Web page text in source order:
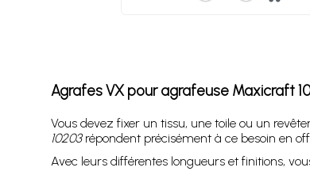
Agrafes VX pour agrafeuse Maxicraft
Vous devez fixer un tissu, une toile ou un
10203répondent précisément à ce besoin en
Avec leurs différentes longueurs et finitions,